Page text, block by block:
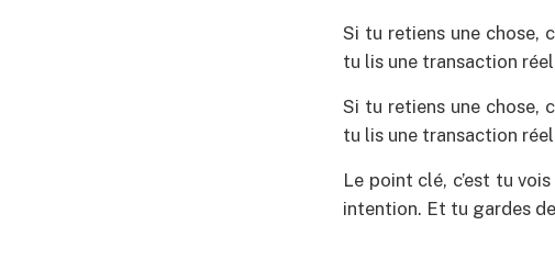
Si tu retiens une chose,
tu lis une transaction
Si tu retiens une chose,
tu lis une transaction
Le point clé, c’est tu
intention. Et tu gardes